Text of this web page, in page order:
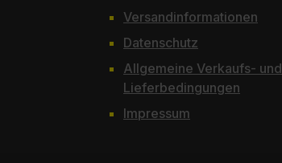
Versandinformationen
Datenschutz
Allgemeine Verkaufs- und
Lieferbedingungen
Impressum